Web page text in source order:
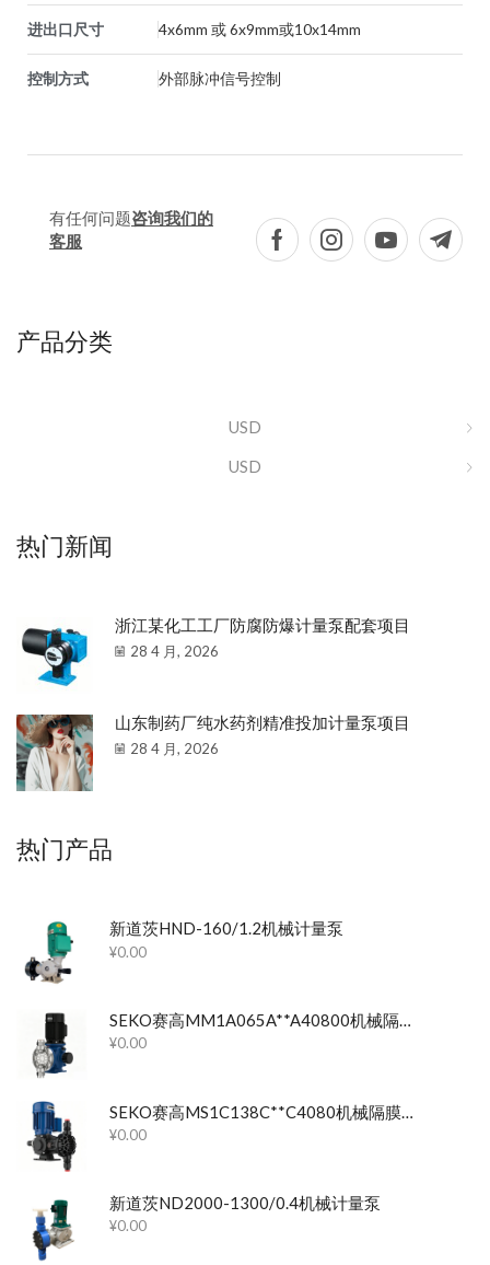
进出口尺寸 4x6mm 或 6x9mm或10x14mm
控制方式 外部脉冲信号控制
有任何问题咨询我们的
客服
产品分类
USD
USD
热门新闻
浙江某化工工厂防腐防爆计量泵配套项目
28 4 月, 2026
山东制药厂纯水药剂精准投加计量泵项目
28 4 月, 2026
热门产品
新道茨HND-160/1.2机械计量泵
¥0.00
SEKO赛高MM1A065A**A40800机械隔膜计量泵
¥0.00
¥0.00
新道茨ND2000-1300/0.4机械计量泵
¥0.00